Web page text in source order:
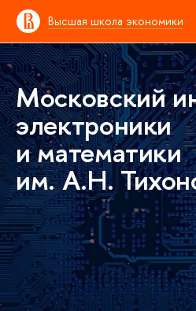
Высшая школа экономики
Московский
электроники
и математики
им. А.Н.